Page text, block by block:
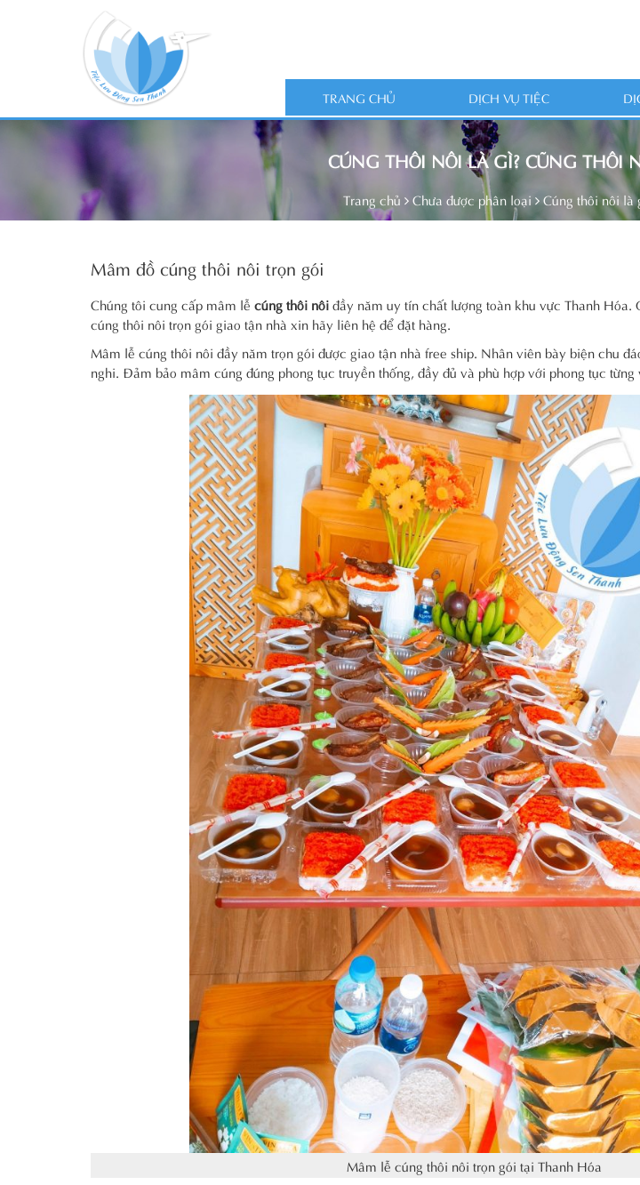
TRANG CHỦ DỊCH VỤ TIỆC
CÚNG THÔI NÔI LÀ GÌ? CŨNG THÔI
Trang chủ Chưa được phân loại Cúng thôi nôi là
Mâm đồ cúng thôi nôi trọn gói
Chúng tôi cung cấp mâm lễ cúng thôi nôiđầy năm uy tín chất lượng toàn khu vực Thanh
cúng thôi nôi trọn gói giao tận nhà xin hãy liên hệ để đặt hàng.
Mâm lễ cúng thôi nôi đầy năm trọn gói được giao tận nhà free ship. Nhân viên bày biện chu
nghi. Đảm bảo mâm cúng đúng phong tục truyền thống, đầy đủ và phù hợp với phong tục từng
Mâm lễ cúng thôi nôi trọn gói tại Thanh Hóa